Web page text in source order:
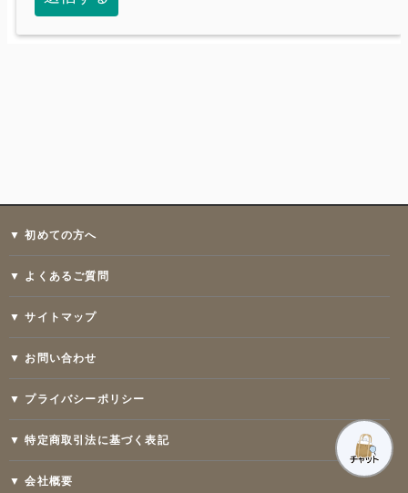
▼ 初めての方へ
▼ よくあるご質問
▼ サイトマップ
▼ お問い合わせ
▼ プライバシーポリシー
▼ 特定商取引法に基づく表記
▼ 会社概要